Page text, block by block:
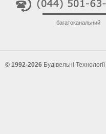
багатоканальний
© 1992-2026 Будівельні Технології